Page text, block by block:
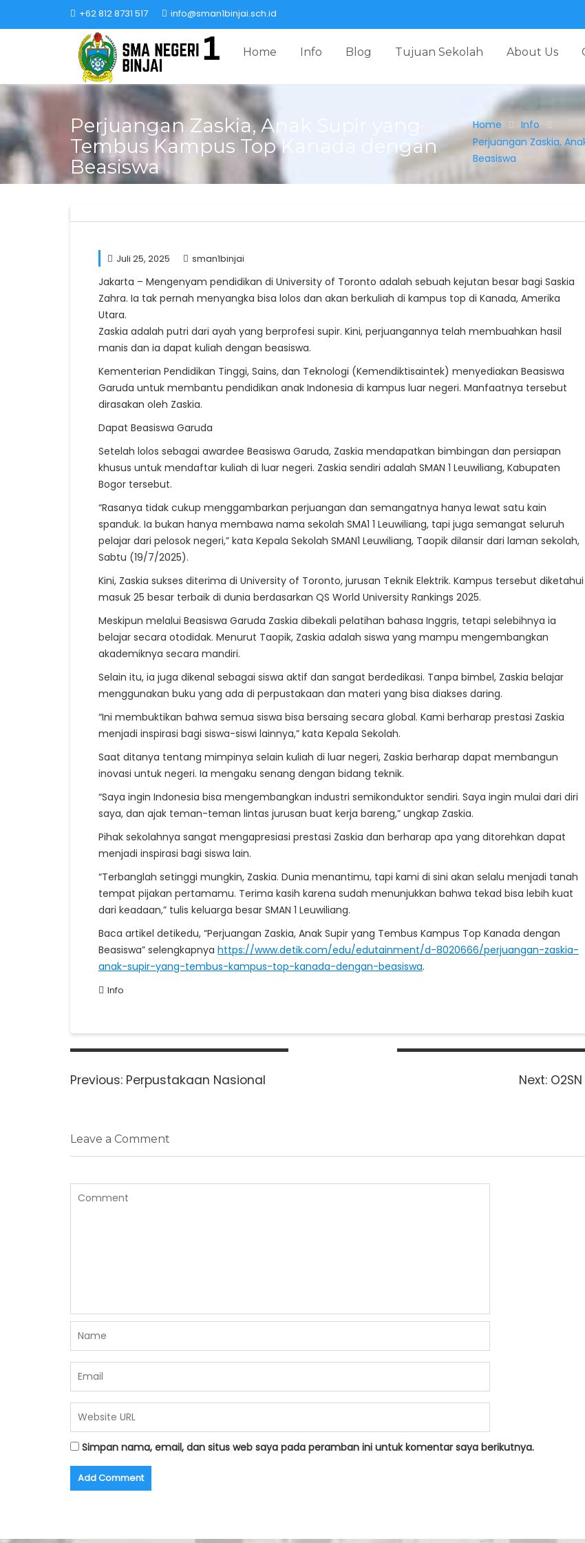
+62 812 8731 517 info@sman1binjai.sch.id
Home Info Blog Tujuan Sekolah About Us
Perjuangan Zaskia, Anak Supir yang
Tembus Kampus Top Kanada dengan
Beasiswa
Home
Info
Perjuangan Zaskia,
Beasiswa
Juli 25, 2025 sman1binjai
Jakarta – Mengenyam pendidikan di University of Toronto adalah sebuah kejutan besar bagi Saskia
Zahra. Ia tak pernah menyangka bisa lolos dan akan berkuliah di kampus top di Kanada, Amerika
Utara.
Zaskia adalah putri dari ayah yang berprofesi supir. Kini, perjuangannya telah membuahkan hasil
manis dan ia dapat kuliah dengan beasiswa.
Kementerian Pendidikan Tinggi, Sains, dan Teknologi (Kemendiktisaintek) menyediakan Beasiswa
Garuda untuk membantu pendidikan anak Indonesia di kampus luar negeri. Manfaatnya tersebut
dirasakan oleh Zaskia.
Dapat Beasiswa Garuda
Setelah lolos sebagai awardee Beasiswa Garuda, Zaskia mendapatkan bimbingan dan persiapan
khusus untuk mendaftar kuliah di luar negeri. Zaskia sendiri adalah SMAN 1 Leuwiliang, Kabupaten
Bogor tersebut.
“Rasanya tidak cukup menggambarkan perjuangan dan semangatnya hanya lewat satu kain
spanduk. Ia bukan hanya membawa nama sekolah SMA1 1 Leuwiliang, tapi juga semangat seluruh
pelajar dari pelosok negeri,” kata Kepala Sekolah SMAN1 Leuwiliang, Taopik dilansir dari laman sekolah,
Sabtu (19/7/2025).
Kini, Zaskia sukses diterima di University of Toronto, jurusan Teknik Elektrik. Kampus tersebut diketahui
masuk 25 besar terbaik di dunia berdasarkan QS World University Rankings 2025.
Meskipun melalui Beasiswa Garuda Zaskia dibekali pelatihan bahasa Inggris, tetapi selebihnya ia
belajar secara otodidak. Menurut Taopik, Zaskia adalah siswa yang mampu mengembangkan
akademiknya secara mandiri.
Selain itu, ia juga dikenal sebagai siswa aktif dan sangat berdedikasi. Tanpa bimbel, Zaskia belajar
menggunakan buku yang ada di perpustakaan dan materi yang bisa diakses daring.
“Ini membuktikan bahwa semua siswa bisa bersaing secara global. Kami berharap prestasi Zaskia
menjadi inspirasi bagi siswa-siswi lainnya,” kata Kepala Sekolah.
Saat ditanya tentang mimpinya selain kuliah di luar negeri, Zaskia berharap dapat membangun
inovasi untuk negeri. Ia mengaku senang dengan bidang teknik.
“Saya ingin Indonesia bisa mengembangkan industri semikonduktor sendiri. Saya ingin mulai dari diri
saya, dan ajak teman-teman lintas jurusan buat kerja bareng,” ungkap Zaskia.
Pihak sekolahnya sangat mengapresiasi prestasi Zaskia dan berharap apa yang ditorehkan dapat
menjadi inspirasi bagi siswa lain.
“Terbanglah setinggi mungkin, Zaskia. Dunia menantimu, tapi kami di sini akan selalu menjadi tanah
tempat pijakan pertamamu. Terima kasih karena sudah menunjukkan bahwa tekad bisa lebih kuat
dari keadaan,” tulis keluarga besar SMAN 1 Leuwiliang.
Baca artikel detikedu, “Perjuangan Zaskia, Anak Supir yang Tembus Kampus Top Kanada dengan
Beasiswa” selengkapnya https://www.detik.com/edu/edutainment/d-8020666/perjuangan-zaskia-
anak-supir-yang-tembus-kampus-top-kanada-dengan-beasiswa.
Info
Navigasi
Previous: Previous
Perpustakaan Nasional Next: Next
Leave a Comment
Simpan nama, email, dan situs web saya pada peramban ini untuk komentar saya berikutnya.